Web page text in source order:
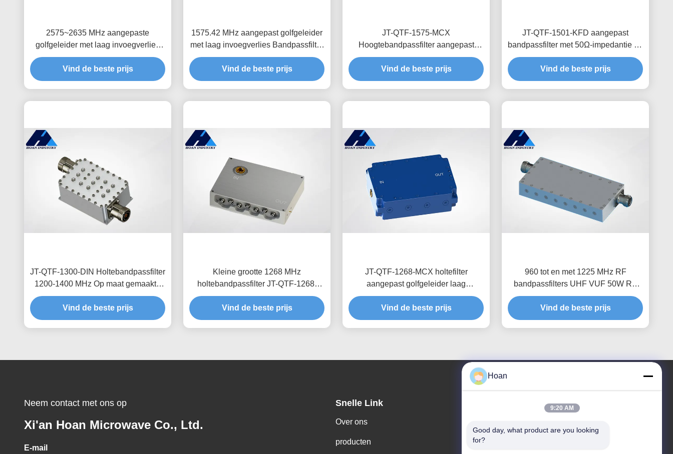
2575~2635 MHz aangepaste
golfgeleider met laag invoegverlies
Bandpass Filter JT-QTF-2605-N
Vind de beste prijs
1575.42 MHz aangepast golfgeleider
met laag invoegverlies Bandpassfilter
JT-QTF-1575-MCX-1
Vind de beste prijs
JT-QTF-1575-MCX
Hoogtebandpassfilter aangepast
golfgeleider met laag invoegverlies
Vind de beste prijs
JT-QTF-1501-KFD aangepast
bandpassfilter met 50Ω-impedantie en
N-KFD-interface
Vind de beste prijs
JT-QTF-1300-DIN Holtebandpassfilter
1200-1400 MHz Op maat gemaakte
golfgeleider met laag invoegverlies
Vind de beste prijs
Kleine grootte 1268 MHz
holtebandpassfilter JT-QTF-1268-
MCX-1 laag invoegverlies aangepast
Vind de beste prijs
JT-QTF-1268-MCX holtefilter
aangepast golfgeleider laag
invoegverlies bandpassfilter
Vind de beste prijs
960 tot en met 1225 MHz RF
bandpassfilters UHF VUF 50W RF
holtefilter
Vind de beste prijs
Neem contact met ons op
Xi'an Hoan Microwave Co., Ltd.
E-mail
Snelle Link
Over ons
producten
F7, gebouw 2, industrieel park Xinkai, Jinye 2e weg,
Hoan
9:20 AM
Good day, what product are you looking
for?